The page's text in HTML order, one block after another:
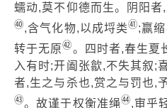
蠕动,莫不仰德而生。阴阳
㊵,含气化物,以成埒类㊶;赢
转于无原㊷。四时者,春生夏
入有时;开阖张歙,不失其叙;
者,生之与杀也,赏之与罚也,
㊸。故谨于权衡准绳㊹,审乎